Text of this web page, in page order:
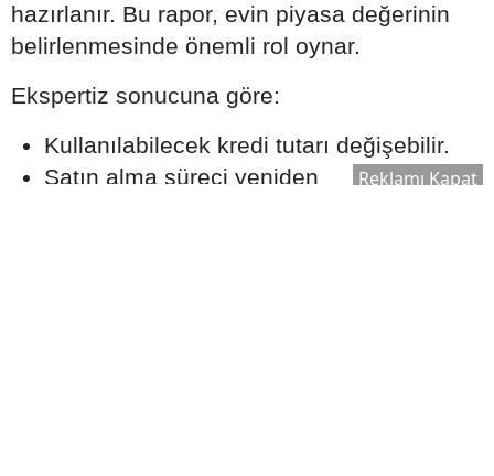
hazırlanır. Bu rapor, evin piyasa değerinin
belirlenmesinde önemli rol oynar.
Ekspertiz sonucuna göre:
Kullanılabilecek kredi tutarı değişebilir.
Satın alma süreci yeniden
Reklamı Kapat